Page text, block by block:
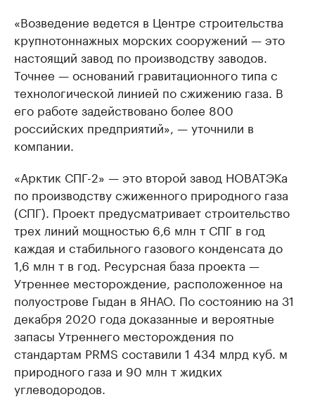
«Возведение ведется в Центре строительства
крупнотоннажных морских сооружений — это
настоящий завод по производству заводов.
Точнее — оснований гравитационного типа с
технологической линией по сжижению газа. В
его работе задействовано более 800
российских предприятий», — уточнили в
компании.
«Арктик СПГ-2» — это второй завод НОВАТЭКа
по производству сжиженного природного газа
(СПГ). Проект предусматривает строительство
трех линий мощностью 6,6 млн т СПГ в год
каждая и стабильного газового конденсата до
1,6 млн т в год. Ресурсная база проекта —
Утреннее месторождение, расположенное на
полуострове Гыдан в ЯНАО. По состоянию на 31
декабря 2020 года доказанные и вероятные
запасы Утреннего месторождения по
стандартам PRMS составили 1 434 млрд куб. м
природного газа и 90 млн т жидких
углеводородов.